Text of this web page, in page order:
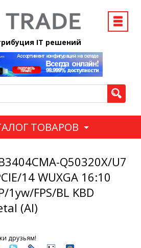
IT решений
ТОВАРОВ
Q50320X/U7
14 WUXGA 16:10
1yw/FPS/BL KBD
(Al)
друзьям!